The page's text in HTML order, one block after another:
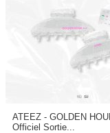
ATEEZ - GOLDEN
Officiel Sortie...